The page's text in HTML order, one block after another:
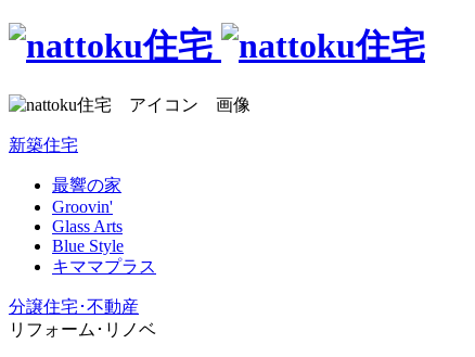
新築住宅
最響の家
Groovin'
Glass Arts
Blue Style
キママプラス
分譲住宅･不動産
リフォーム･リノベ